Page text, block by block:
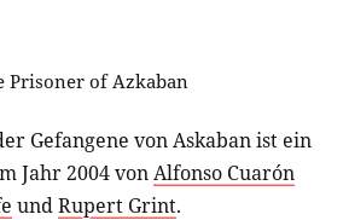
Prisoner of Azkaban
Gefangene von Askaban ist ein
Jahr 2004 vonAlfonso Cuarón
undRupert Grint.